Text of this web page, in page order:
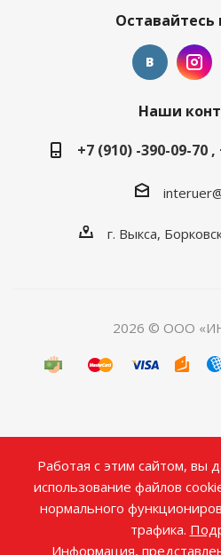
Оставайтесь
Наши
+7 (910) -390-09-70
г. Выкса,
2026 © ООО
Работая с этим сайтом, вы
использование файлов
нормального
трафика.
Информация,